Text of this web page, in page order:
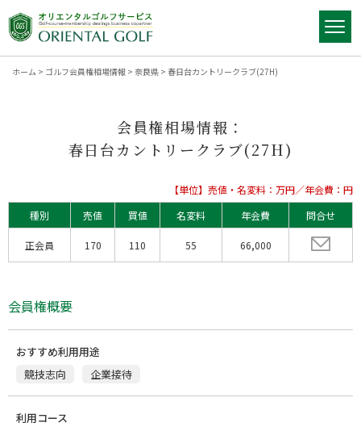
ホーム > ゴルフ会員権相場情報 > 奈良県 > 春日台カントリークラブ(27H)
会員権相場情報：
春日台カントリークラブ(27H)
【単位】売値・名変料：万円／年会費：円
種別
売値 買値 名変料 年会費 問合せ
正会員 170 110 55 66,000
会員権概要
おすすめ利用用途
競技志向
企業接待
利用コース